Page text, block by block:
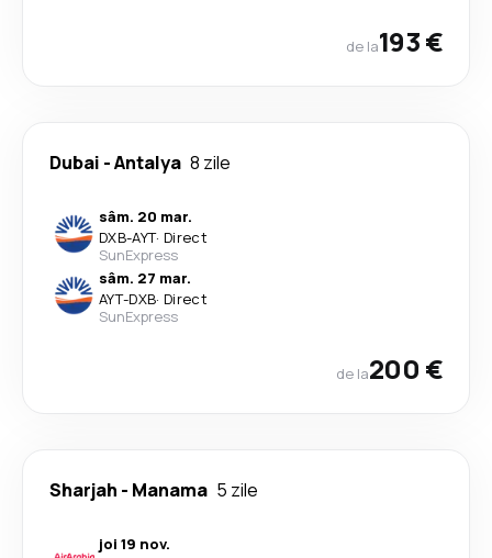
de la193 €
Dubai -Antalya 8 zile
sâm. 20 mar.
DXB-AYT· Direct
SunExpress
sâm. 27 mar.
AYT-DXB· Direct
SunExpress
de la200 €
Sharjah - Manama 5 zile
joi 19 nov.